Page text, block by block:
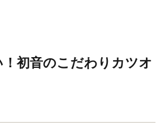
初音のこだわりカツオ